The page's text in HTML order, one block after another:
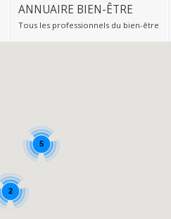
ANNUAIRE BIEN-ÊTRE
Tous les professionnels du bien-être
5
2